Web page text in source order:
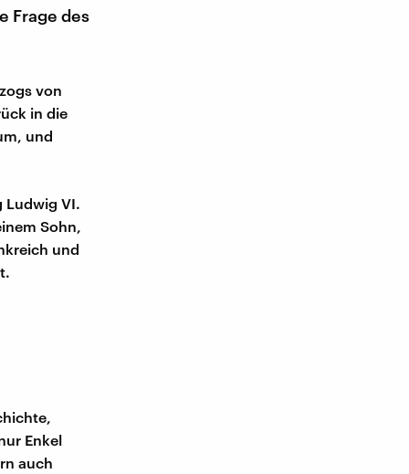
Frage des
von
in die
und
Ludwig VI.
Sohn,
und
Enkel
auch